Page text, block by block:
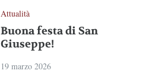
Attualità
Buona festa di San
Giuseppe!
19 marzo 2026